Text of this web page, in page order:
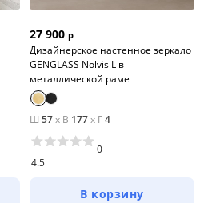
27 900 р
Дизайнерское настенное зеркало
GENGLASS Nolvis L в
металлической раме
Ш 57x В 177x Г4
4.5
0
В корзину